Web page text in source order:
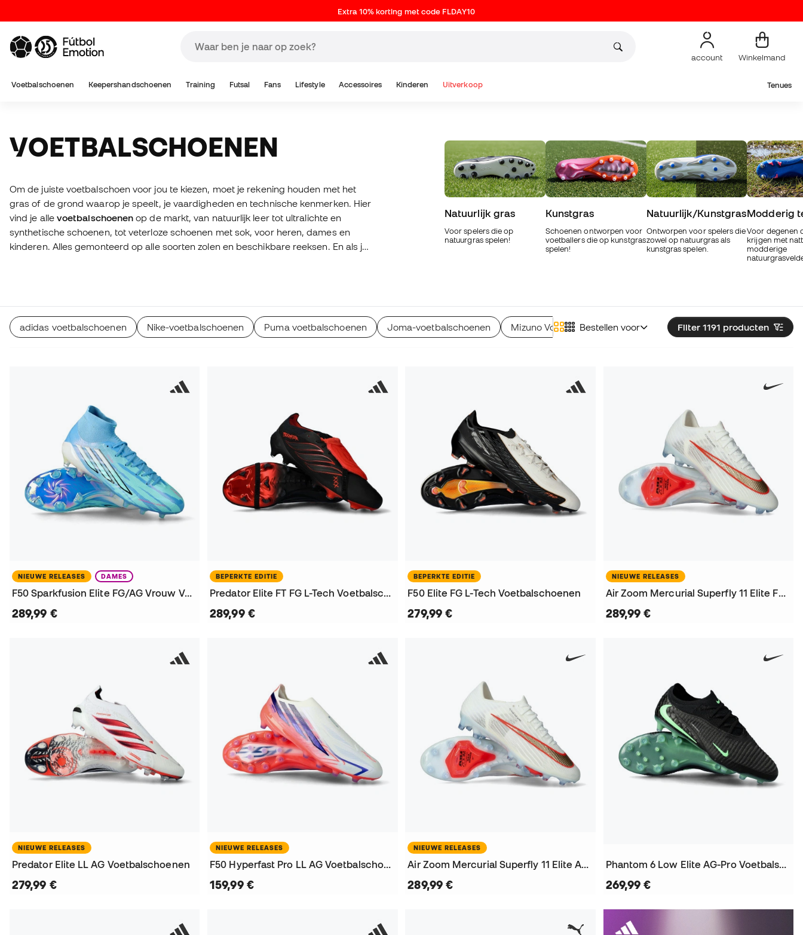
Extra 10% korting met code FLDAY10
account Winkelmand
Voetbalschoenen Keepershandschoenen Training Futsal Fans Lifestyle Accessoires Kinderen Uitverkoop Tenues
VOETBALSCHOENEN
Om de juiste voetbalschoen voor jou te kiezen, moet je rekening houden met het
gras of de grond waarop je speelt, je vaardigheden en technische kenmerken. Hier
vind je alle voetbalschoenen op de markt, van natuurlijk leer tot ultralichte en
synthetische schoenen, tot veterloze schoenen met sok, voor heren, dames en
kinderen. Alles gemonteerd op alle soorten zolen en beschikbare reeksen. En als je
Natuurlijk gras
Voor spelers die op
natuurgras spelen!
Kunstgras
Schoenen ontworpen voor
voetballers die op kunstgras
spelen!
Natuurlijk/Kunstgras
Ontworpen voor spelers die
zowel op natuurgras als
kunstgras spelen.
Modderig
Voor degenen
krijgen met
modderige
Filter 1191 producten
Bestellen voor
adidas voetbalschoenen Nike-voetbalschoenen Puma voetbalschoenen Joma-voetbalschoenen Mizuno Voetbalschoenen Munich Voetbalschoenen
NIEUWE RELEASES DAMES
F50 Sparkfusion Elite FG/AG Vrouw Voetbalschoenen
289,99 €
BEPERKTE EDITIE
Predator Elite FT FG L-Tech Voetbalschoenen
289,99 €
BEPERKTE EDITIE
F50 Elite FG L-Tech Voetbalschoenen
279,99 €
NIEUWE RELEASES
Air Zoom Mercurial Superfly 11 Elite FG Voetbalschoenen
289,99 €
NIEUWE RELEASES
Predator Elite LL AG Voetbalschoenen
279,99 €
NIEUWE RELEASES
F50 Hyperfast Pro LL AG Voetbalschoenen
159,99 €
NIEUWE RELEASES
Air Zoom Mercurial Superfly 11 Elite AG-Pro Voetbalschoenen
289,99 €
Phantom 6 Low Elite AG-Pro Voetbalschoenen
269,99 €